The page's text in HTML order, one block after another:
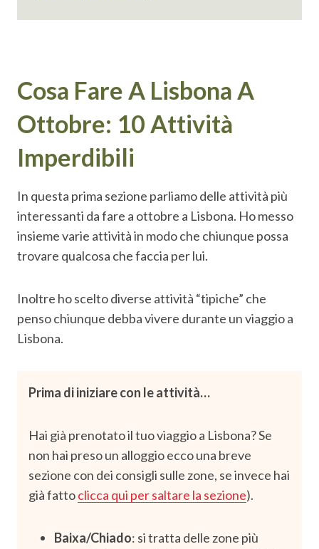
Cosa Fare A Lisbona A
Ottobre: 10 Attività
Imperdibili
In questa prima sezione parliamo delle attività più
interessanti da fare a ottobre a Lisbona. Ho messo
insieme varie attività in modo che chiunque possa
trovare qualcosa che faccia per lui.
Inoltre ho scelto diverse attività “tipiche” che
penso chiunque debba vivere durante un viaggio a
Lisbona.
Prima di iniziare con le attività…
Hai già prenotato il tuo viaggio a Lisbona? Se
non hai preso un alloggio ecco una breve
sezione con dei consigli sulle zone, se invece hai
già fattoclicca qui per saltare la sezione).
Baixa/Chiado: si tratta delle zone più